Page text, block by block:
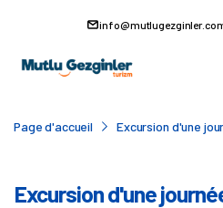
Page d'accueil Excursion d'une
Excursion d'une